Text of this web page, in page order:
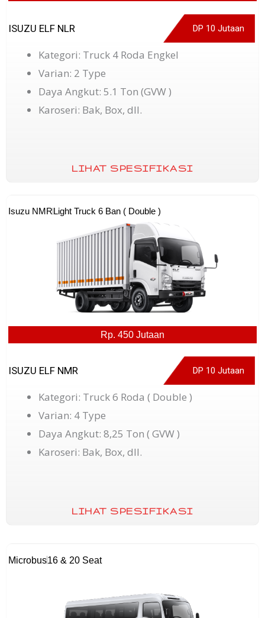
ISUZU ELF NLR DP 10 Jutaan
Kategori: Truck 4 Roda Engkel
Varian: 2 Type
Daya Angkut: 5.1 Ton (GVW )
Karoseri: Bak, Box, dll.
LIHAT SPESIFIKASI
Isuzu NMRLight Truck 6 Ban ( Double )
Rp. 450 Jutaan
ISUZU ELF NMR DP 10 Jutaan
Kategori: Truck 6 Roda ( Double )
Varian: 4 Type
Daya Angkut: 8,25 Ton ( GVW )
Karoseri: Bak, Box, dll.
LIHAT SPESIFIKASI
Microbus16 & 20 Seat